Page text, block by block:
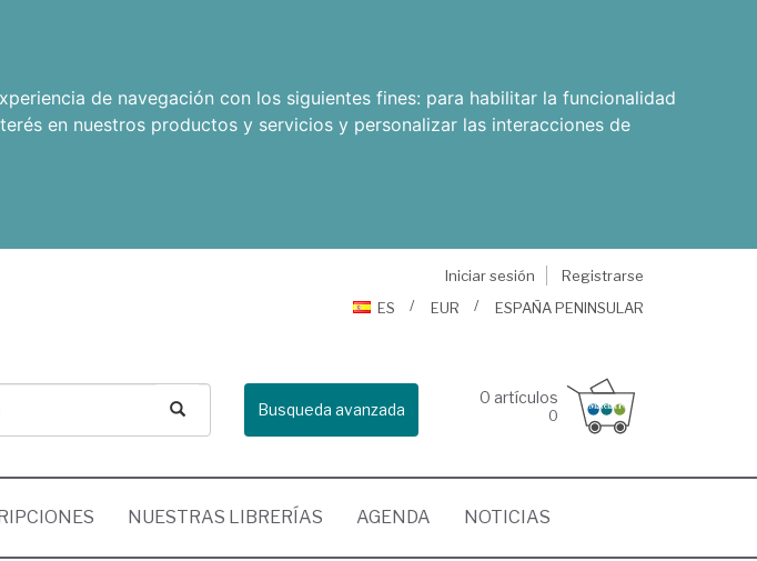
de navegación con los siguientes fines: para habilitar la funcionalidad
en nuestros productos y servicios y personalizar las interacciones de
Iniciar sesión
Registrarse
ES
EUR ESPAÑA PENINSULAR
Busqueda avanzada
0 artículos
0
NUESTRAS LIBRERÍAS AGENDA NOTICIAS